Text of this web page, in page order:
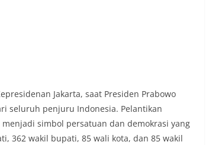
Jakarta, saat Presiden Prabowo
seluruh penjuru Indonesia. Pelantikan
simbol persatuan dan demokrasi yang
362 wakil bupati, 85 wali kota, dan 85 wakil